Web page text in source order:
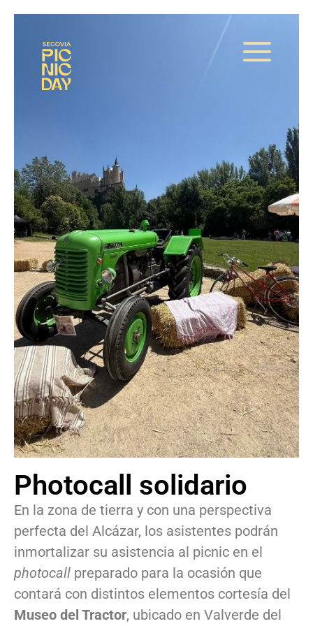
Photocall solidario
En la zona de tierra y con una perspectiva
perfecta del Alcázar, los asistentes podrán
inmortalizar su asistencia al picnic en el
photocall preparado para la ocasión que
contará con distintos elementos cortesía del
Museo del Tractor, ubicado en Valverde del